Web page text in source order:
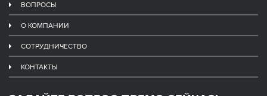
ВОПРОСЫ
О КОМПАНИИ
СОТРУДНИЧЕСТВО
КОНТАКТЫ